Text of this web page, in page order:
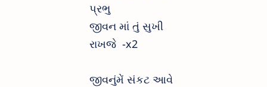
પ્રભુ
જીવન માં તું સુખી
રાખજે -x2
જીવનુંમેં સંકટ આવે